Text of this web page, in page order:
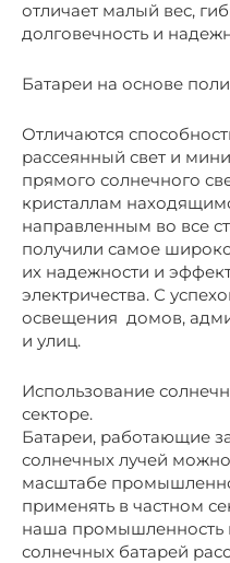
отличает малый вес,
долговечность и
Батареи на основе
Отличаются
рассеянный свет и
прямого солнечного
кристаллам
направленным во все
получили самое
их надежности и
электричества. С
освещения домов,
и улиц.
Использование
секторе.
Батареи, работающие
солнечных лучей
масштабе
применять в частном
наша промышленность
солнечных батарей